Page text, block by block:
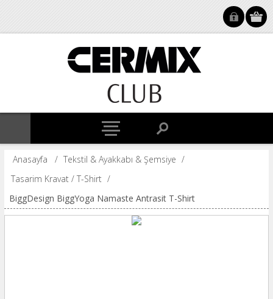
Anasayfa / Tekstil & Ayakkabı & Şemsiye /
Tasarim Kravat / T-Shirt /
BiggDesign BiggYoga Namaste Antrasit T-Shirt